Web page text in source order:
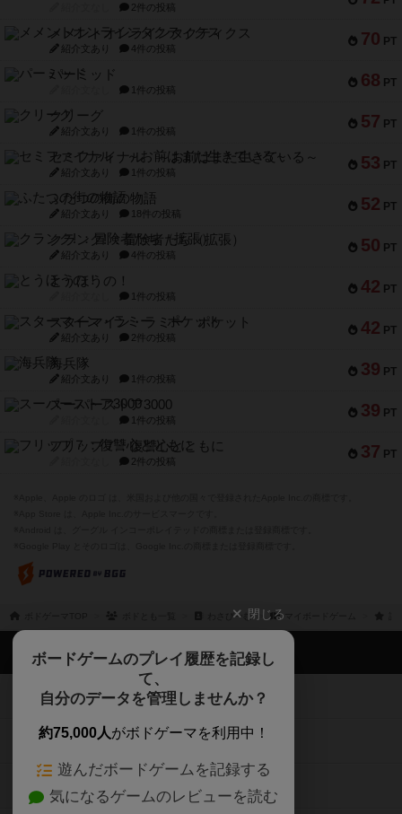
2件の投稿
70 PT
メメントオンラインタクティクス
紹介文あり 4件の投稿
68 PT
パーミッド
1件の投稿
57 PT
クリーグ
紹介文あり 1件の投稿
53 PT
セミファイナル ～お前はまだ生きている～
紹介文あり 1件の投稿
52 PT
ふたつの街の物語
紹介文あり 18件の投稿
50 PT
クランク! ：冒険者たち（拡張）
紹介文あり 4件の投稿
42 PT
とうほうの！
1件の投稿
42 PT
スターマイン・ラミー ポケット
紹介文あり 2件の投稿
39 PT
海兵隊
紹介文あり 1件の投稿
39 PT
スーパーストア3000
1件の投稿
37 PT
フリップ７：復讐心とともに
2件の投稿
わさびーむ マイボードゲーム
閉じる
ボードゲームのプレイ履歴を記録し
て、
自分のデータを管理しませんか？
約75,000人がボドゲーマを利用中！
遊んだボードゲームを記録する
気になるゲームのレビューを読む
ボドゲーマTOP
ボードゲームを検索する
ボードゲームの新着レビュー
ボードゲーム会情報